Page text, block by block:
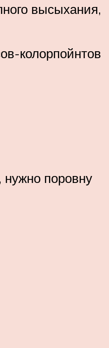
высыхания,
колорпойнтов
поровну